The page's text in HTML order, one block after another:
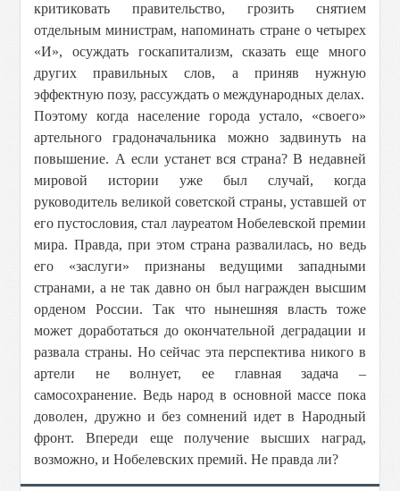
критиковать правительство, грозить снятием
отдельным министрам, напоминать стране о четырех
«И», осуждать госкапитализм, сказать еще много
других правильных слов, а приняв нужную
эффектную позу, рассуждать о международных делах.
Поэтому когда население города устало, «своего»
артельного градоначальника можно задвинуть на
повышение. А если устанет вся страна? В недавней
мировой истории уже был случай, когда
руководитель великой советской страны, уставшей от
его пустословия, стал лауреатом Нобелевской премии
мира. Правда, при этом страна развалилась, но ведь
его «заслуги» признаны ведущими западными
странами, а не так давно он был награжден высшим
орденом России. Так что нынешняя власть тоже
может доработаться до окончательной деградации и
развала страны. Но сейчас эта перспектива никого в
артели не волнует, ее главная задача –
самосохранение. Ведь народ в основной массе пока
доволен, дружно и без сомнений идет в Народный
фронт. Впереди еще получение высших наград,
возможно, и Нобелевских премий. Не правда ли?